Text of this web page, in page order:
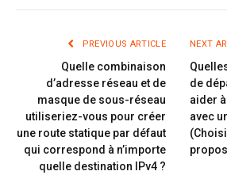
PREVIOUS ARTICLE
Quelle combinaison
d’adresse réseau et de
masque de sous-réseau
utiliseriez-vous pour créer
une route statique par défaut
qui correspond à n’importe
quelle destination IPv4 ?
NEXT
de
aider
avec